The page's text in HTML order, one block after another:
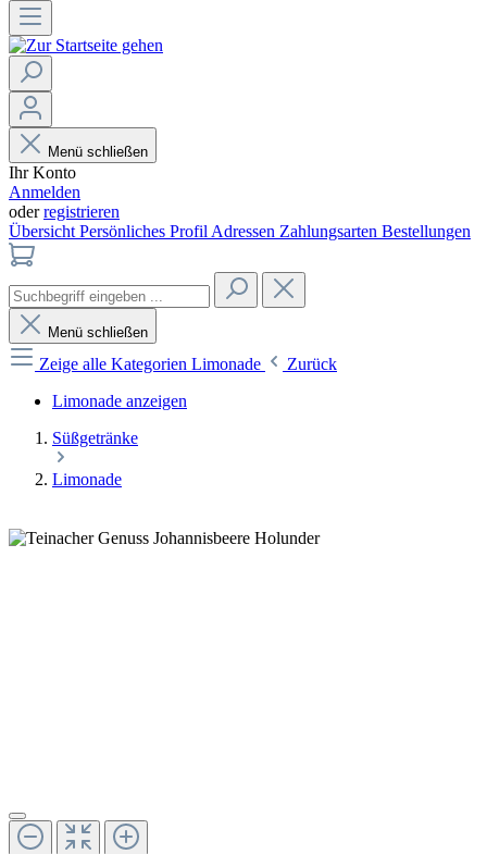
Menü schließen
Ihr Konto
Anmelden
oderregistrieren
Übersicht Persönliches Profil Adressen Zahlungsarten Bestellungen
Menü schließen
Zeige alle Kategorien Limonade
Zurück
Limonade anzeigen
Süßgetränke
Limonade